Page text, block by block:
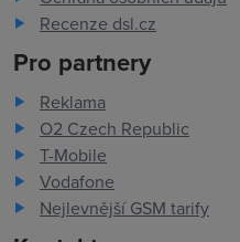
Recenze dsl.cz
Pro partnery
Reklama
O2 Czech Republic
T-Mobile
Vodafone
Nejlevnější GSM tarify